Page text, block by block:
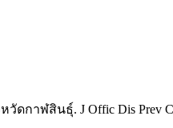
าฬสินธุ์. J Offic Dis Prev